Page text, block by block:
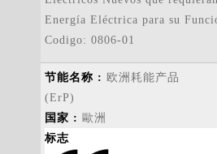
Energía Eléctrica para su
Codigo: 0806-01
欧洲耗能产品
(ErP)
歐洲
标志